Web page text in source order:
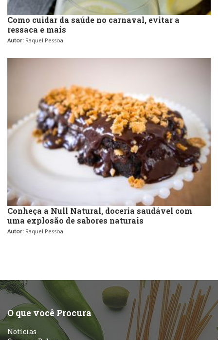
Como cuidar da saúde no carnaval, evitar a
ressaca e mais
Autor: Raquel Pessoa
Conheça a Null Natural, doceria saudável com
uma explosão de sabores naturais
Autor: Raquel Pessoa
O que você Procura
Notícias